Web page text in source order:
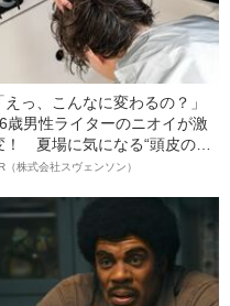
「えっ、こんなに変わるの？」
歳男性ライターのニオイが激
！ 夏場に気になる“頭皮のニ
イ”や“ベタつき”を解消す
ト”が生み出した徹底ケアとは
（株式会社スヴェンソン）